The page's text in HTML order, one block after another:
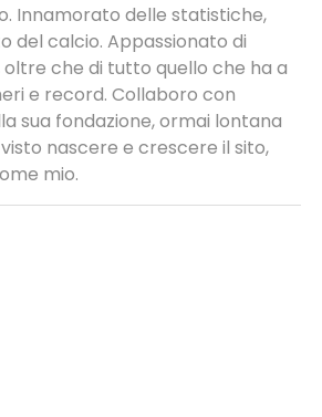
Innamorato delle statistiche,
del calcio. Appassionato di
che di tutto quello che ha a
e record. Collaboro con
sua fondazione, ormai lontana
nascere e crescere il sito,
mio.